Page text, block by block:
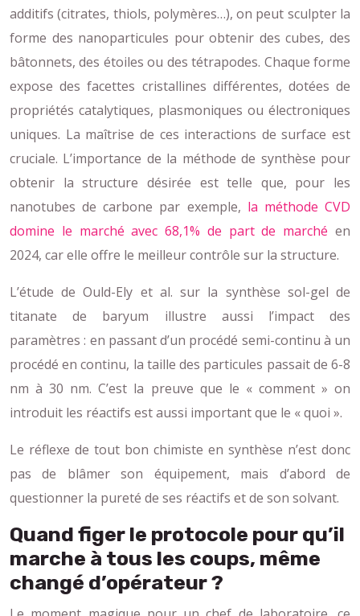
additifs (citrates, thiols, polymères…), on peut sculpter la
forme des nanoparticules pour obtenir des cubes, des
bâtonnets, des étoiles ou des tétrapodes. Chaque forme
expose des facettes cristallines différentes, dotées de
propriétés catalytiques, plasmoniques ou électroniques
uniques. La maîtrise de ces interactions de surface est
cruciale. L’importance de la méthode de synthèse pour
obtenir la structure désirée est telle que, pour les
nanotubes de carbone par exemple, la méthode CVD
domine le marché avec 68,1% de part de marché en
2024, car elle offre le meilleur contrôle sur la structure.
L’étude de Ould-Ely et al. sur la synthèse sol-gel de
titanate de baryum illustre aussi l’impact des
paramètres : en passant d’un procédé semi-continu à un
procédé en continu, la taille des particules passait de 6-8
nm à 30 nm. C’est la preuve que le « comment » on
introduit les réactifs est aussi important que le « quoi ».
Le réflexe de tout bon chimiste en synthèse n’est donc
pas de blâmer son équipement, mais d’abord de
questionner la pureté de ses réactifs et de son solvant.
Quand figer le protocole pour qu’il
marche à tous les coups, même
changé d’opérateur ?